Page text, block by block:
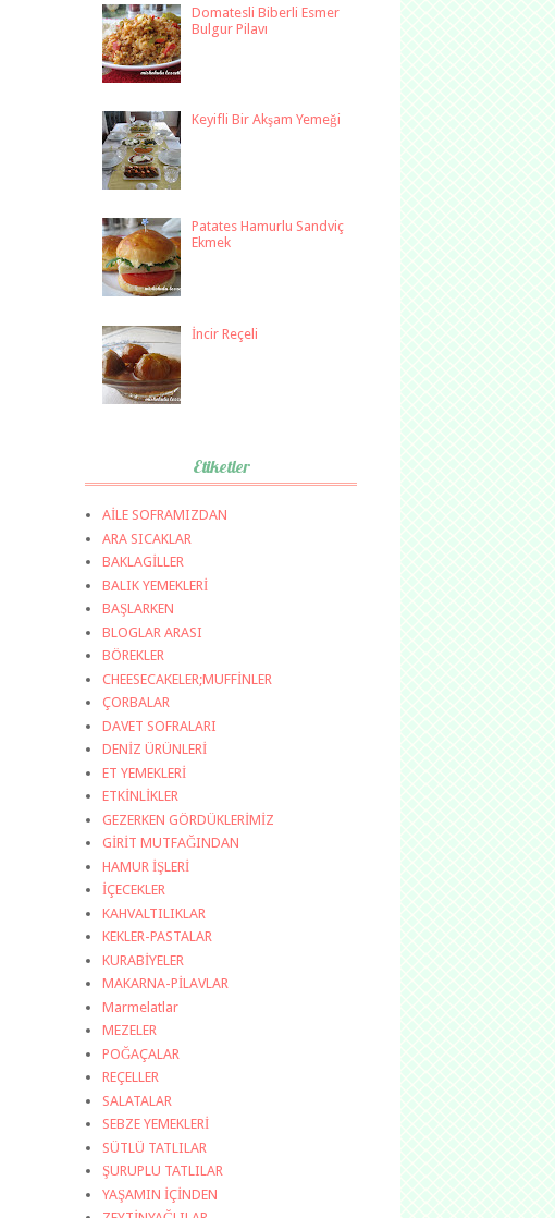
Domatesli Biberli Esmer
Bulgur Pilavı
Keyifli Bir Akşam Yemeği
Patates Hamurlu Sandviç
Ekmek
İncir Reçeli
Etiketler
AİLE SOFRAMIZDAN
ARA SICAKLAR
BAKLAGİLLER
BALIK YEMEKLERİ
BAŞLARKEN
BLOGLAR ARASI
BÖREKLER
CHEESECAKELER;MUFFİNLER
ÇORBALAR
DAVET SOFRALARI
DENİZ ÜRÜNLERİ
ET YEMEKLERİ
ETKİNLİKLER
GEZERKEN GÖRDÜKLERİMİZ
GİRİT MUTFAĞINDAN
HAMUR İŞLERİ
İÇECEKLER
KAHVALTILIKLAR
KEKLER-PASTALAR
KURABİYELER
MAKARNA-PİLAVLAR
Marmelatlar
MEZELER
POĞAÇALAR
REÇELLER
SALATALAR
SEBZE YEMEKLERİ
SÜTLÜ TATLILAR
ŞURUPLU TATLILAR
YAŞAMIN İÇİNDEN